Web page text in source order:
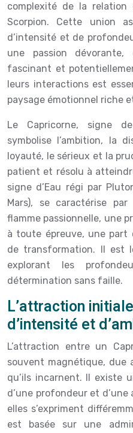
complexité de la
Scorpion. Cette union
d’intensité et de
une passion
fascinant et
leurs interactions est
paysage émotionnel riche
Le Capricorne, signe
symbolise l’ambition, la
loyauté, le sérieux et la
patient et résolu à
signe d’Eau régi par
Mars), se caractérise
flamme passionnelle, une
à toute épreuve, une
de transformation. Il est
explorant les
détermination sans faille.
L’attraction
d’intensité et
L’attraction entre un
souvent magnétique, due
qu’ils incarnent. Il existe
d’une profondeur et
elles s’expriment
est basée sur une